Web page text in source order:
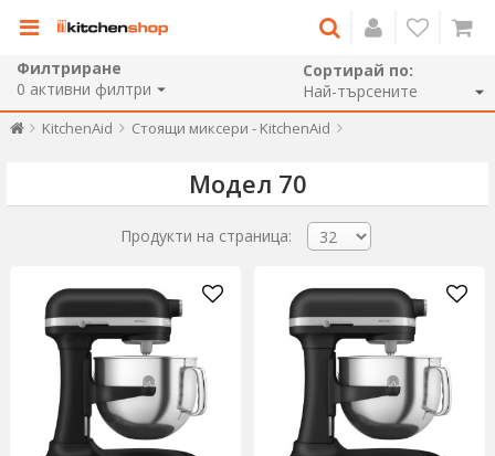
Филтриране
0 активни филтри
Сортирай по:
KitchenAid Стоящи миксери - KitchenAid
Модел 70
Продукти на страница: